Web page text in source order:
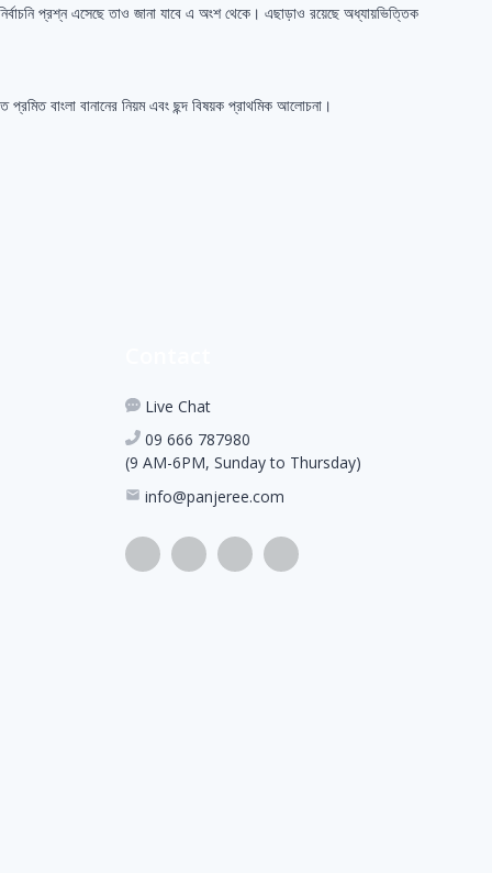
প্রশ্ন এসেছে তাও জানা যাবে এ অংশ থেকে। এছাড়াও রয়েছে অধ্যায়ভিত্তিক
বাংলা বানানের নিয়ম এবং ছন্দ বিষয়ক প্রাথমিক আলোচনা।
Live Chat
09 666 787980
(9 AM-6PM, Sunday to Thursday)
info@panjeree.com